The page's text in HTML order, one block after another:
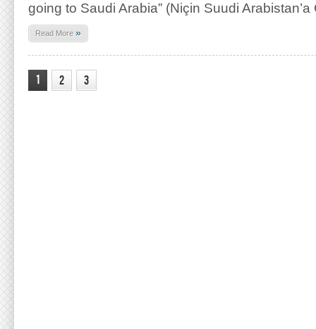
going to Saudi Arabia” (Niçin Suudi Arabistan’a
Read More »
1 2 3